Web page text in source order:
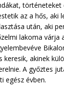
történeteket
az a hős, aki
után, aki
lakoma várja
keresik, akinek
A győztes
egész évben.